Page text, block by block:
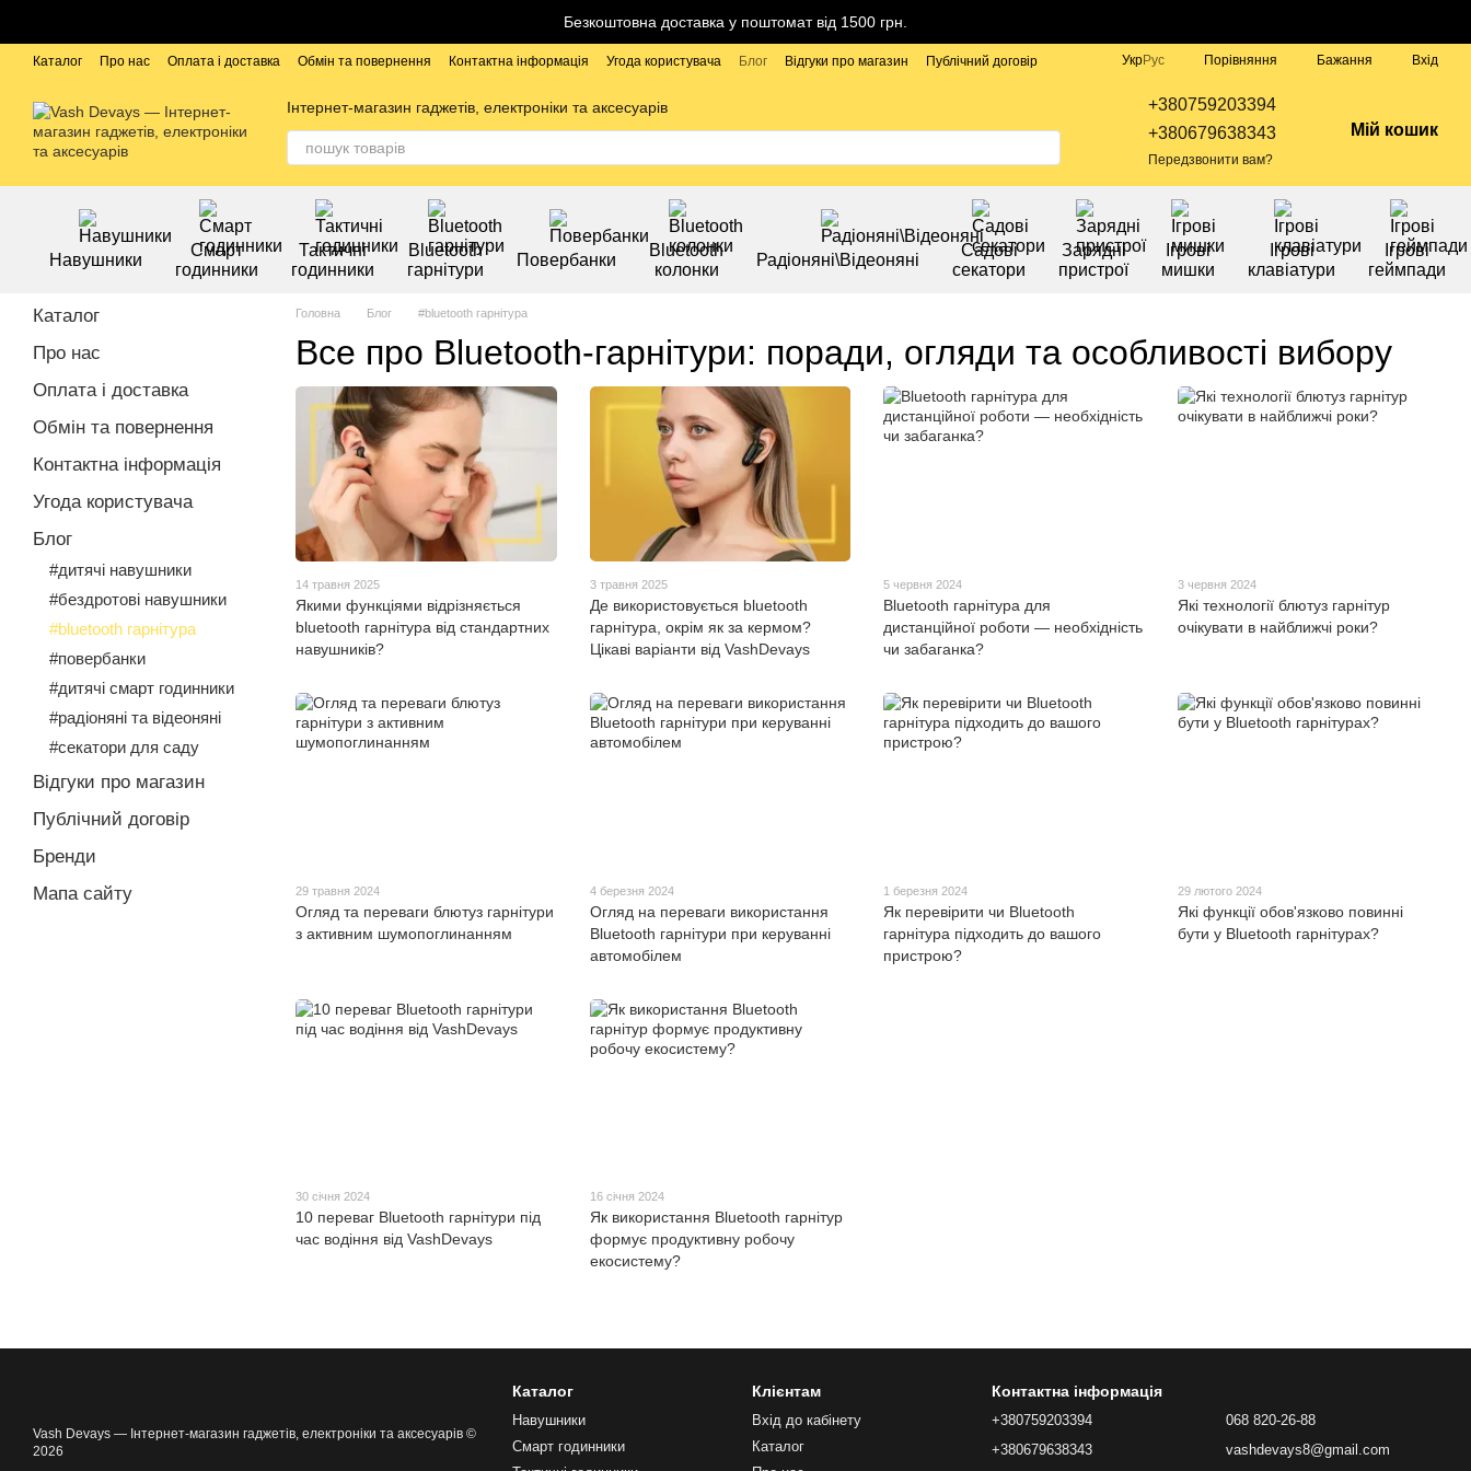
Безкоштовна доставка у поштомат від 1500 грн.
Каталог Про нас Оплата і доставка Обмін та повернення Контактна інформація Угода користувача Блог Відгуки про магазин
Публічний договір
УкрРус Порівняння Бажання Вхід
Інтернет-магазин гаджетів, електроніки та аксесуарів
+380759203394
+380679638343
Передзвонити вам?
Мій кошик
Навушники
Смарт
годинники
Тактичні
годинники
Bluetooth
гарнітури
Повербанки
Bluetooth
колонки
Радіоняні\Відеоняні
Садові
секатори
Зарядні
пристрої
Ігрові
мишки
Ігрові
клавіатури
Ігрові
геймпади
Головна Блог #bluetooth гарнітура
Все про Bluetooth-гарнітури: поради, огляди та особливості вибору
14 травня 2025
Якими функціями відрізняється
bluetooth гарнітура від стандартних
навушників?
3 травня 2025
Де використовується bluetooth
гарнітура, окрім як за кермом?
Цікаві варіанти від VashDevays
5 червня 2024
Bluetooth гарнітура для
дистанційної роботи — необхідність
чи забаганка?
3 червня 2024
Які технології блютуз гарнітур
очікувати в найближчі роки?
29 травня 2024
Огляд та переваги блютуз гарнітури
з активним шумопоглинанням
4 березня 2024
Огляд на переваги використання
Bluetooth гарнітури при керуванні
автомобілем
1 березня 2024
Як перевірити чи Bluetooth
гарнітура підходить до вашого
пристрою?
29 лютого 2024
Які функції обов'язково повинні
бути у Bluetooth гарнітурах?
30 січня 2024
10 переваг Bluetooth гарнітури під
час водіння від VashDevays
16 січня 2024
Як використання Bluetooth гарнітур
формує продуктивну робочу
екосистему?
Каталог
Про нас
Оплата і доставка
Обмін та повернення
Контактна інформація
Угода користувача
Блог
#дитячі навушники
#бездротові навушники
#bluetooth гарнітура
#повербанки
#дитячі смарт годинники
#радіоняні та відеоняні
#секатори для саду
Відгуки про магазин
Публічний договір
Бренди
Мапа сайту
Vash Devays — Інтернет-магазин гаджетів, електроніки та аксесуарів ©
2026
Каталог
Навушники
Смарт годинники
Клієнтам
Вхід до кабінету
Каталог
Контактна інформація
+380759203394
+380679638343
068 820-26-88
vashdevays8@gmail.com